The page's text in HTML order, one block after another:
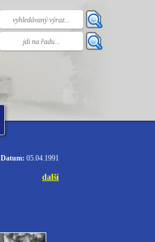
Datum: 05.04.1991
další